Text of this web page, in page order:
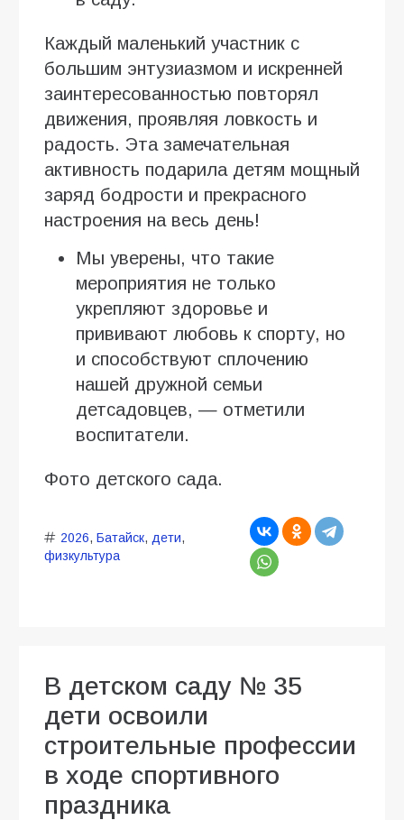
Каждый маленький участник с
большим энтузиазмом и искренней
заинтересованностью повторял
движения, проявляя ловкость и
радость. Эта замечательная
активность подарила детям мощный
заряд бодрости и прекрасного
настроения на весь день!
Мы уверены, что такие
мероприятия не только
укрепляют здоровье и
прививают любовь к спорту, но
и способствуют сплочению
нашей дружной семьи
детсадовцев, — отметили
воспитатели.
Фото детского сада.
2026, Батайск, дети,
физкультура
В детском саду № 35
дети освоили
строительные профессии
в ходе спортивного
праздника